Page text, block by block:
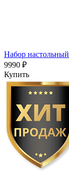
Набор
9990 ₽
Купить